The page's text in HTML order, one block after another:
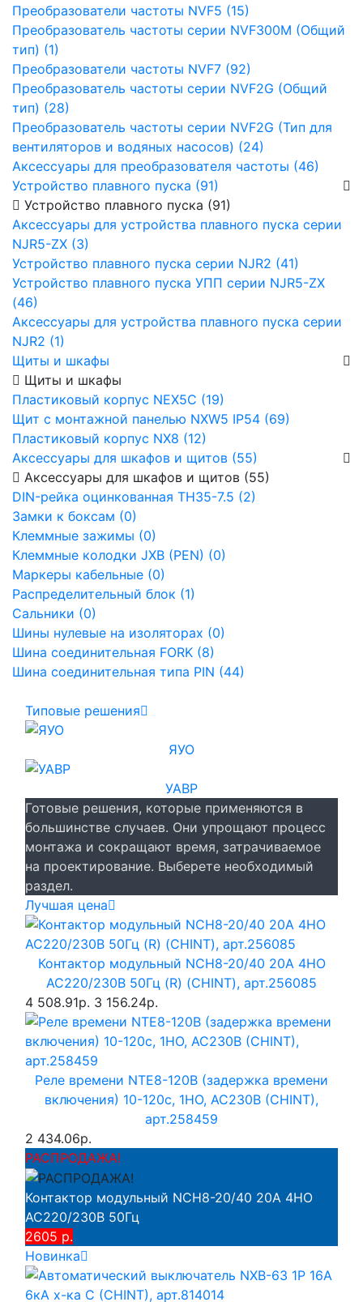
Преобразователи частоты NVF5 (15)
Преобразователь частоты серии NVF300M (Общий
тип) (1)
Преобразователи частоты NVF7 (92)
Преобразователь частоты серии NVF2G (Общий
тип) (28)
Преобразователь частоты серии NVF2G (Тип для
вентиляторов и водяных насосов) (24)
Аксессуары для преобразователя частоты (46)
Устройство плавного пуска (91)
Устройство плавного пуска (91)
Аксессуары для устройства плавного пуска серии
NJR5-ZX (3)
Устройство плавного пуска серии NJR2 (41)
Устройство плавного пуска УПП серии NJR5-ZX
(46)
Аксессуары для устройства плавного пуска серии
NJR2 (1)
Щиты и шкафы
Щиты и шкафы
Пластиковый корпус NEX5C (19)
Щит с монтажной панелью NXW5 IP54 (69)
Пластиковый корпус NX8 (12)
Аксессуары для шкафов и щитов (55)
Аксессуары для шкафов и щитов (55)
DIN-рейка оцинкованная TH35-7.5 (2)
Замки к боксам (0)
Клеммные зажимы (0)
Клеммные колодки JXB (PEN) (0)
Маркеры кабельные (0)
Распределительный блок (1)
Сальники (0)
Шины нулевые на изоляторах (0)
Шина соединительная FORK (8)
Шина соединительная типа PIN (44)
Типовые решения
ЯУО
УАВР
Готовые решения, которые применяются в
большинстве случаев. Они упрощают процесс
монтажа и сокращают время, затрачиваемое
на проектирование. Выберете необходимый
раздел.
Лучшая цена
Контактор модульный NCH8-20/40 20A 4НО
AC220/230В 50Гц (R) (CHINT), арт.256085
4 508.91р. 3 156.24р.
Реле времени NTE8-120B (задержка времени
включения) 10-120с, 1НО, AC230B (CHINT),
арт.258459
2 434.06р.
РАСПРОДАЖА!
Контактор модульный NCH8-20/40 20A 4НО
AC220/230В 50Гц
2605 р.
Новинка